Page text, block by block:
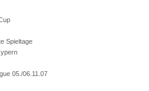
Spieltage
05./06.11.07